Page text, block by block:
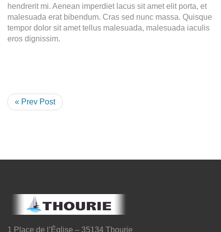
hendrerit mi. Aenean imperdiet lacus sit amet elit porta, et
malesuada erat bibendum. Cras sed nunc massa. Quisque
tempor dolor sit amet tellus malesuada, malesuada iaculis
eros dignissim.
« Prev Post
1 Place de l’Église – 35134 Thourie